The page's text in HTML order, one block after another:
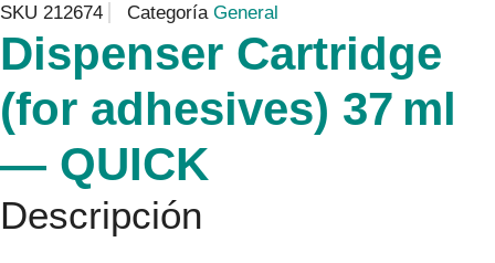
SKU 212674 Categoría General
Dispenser Cartridge
(for adhesives) 37 ml
— QUICK
Descripción